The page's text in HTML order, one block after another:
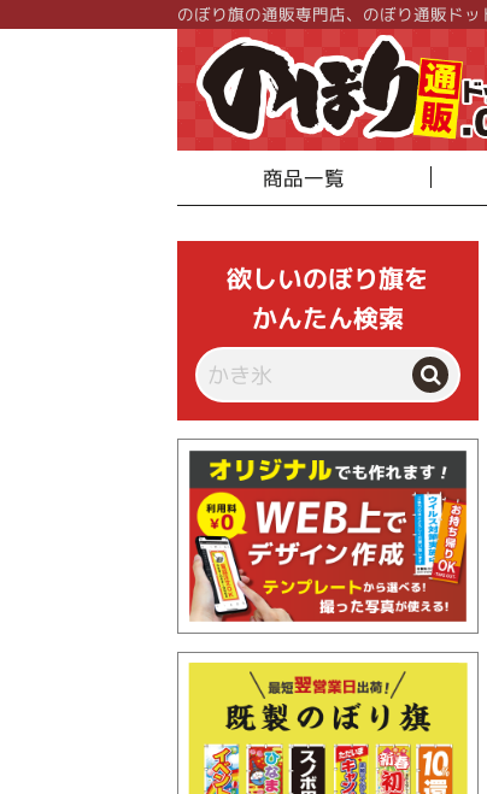
のぼり旗の通販専門店、のぼり通販ド
商品一覧
欲しいのぼり旗を
かんたん検索